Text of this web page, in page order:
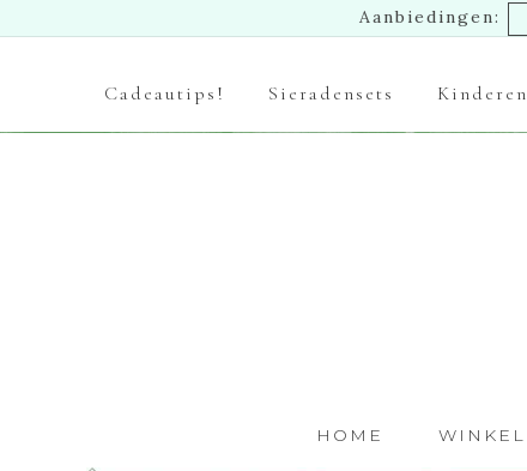
Aanbiedingen:
Cadeautips! Sieradensets Kinderen
HOME WINKEL